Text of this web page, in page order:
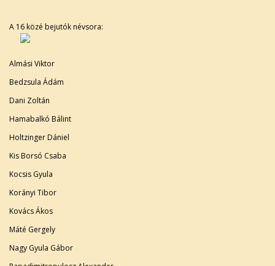
A 16 közé bejutók névsora:
Almási Viktor
Bedzsula Ádám
Dani Zoltán
Hamabalkó Bálint
Holtzinger Dániel
Kis Borsó Csaba
Kocsis Gyula
Korányi Tibor
Kovács Ákos
Máté Gergely
Nagy Gyula Gábor